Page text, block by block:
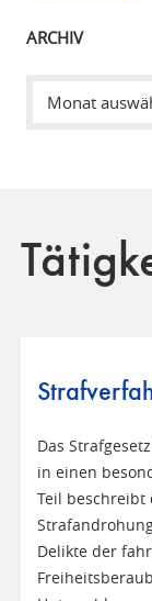
ARCHIV
Das
in einen
Teil beschreibt
Delikte der